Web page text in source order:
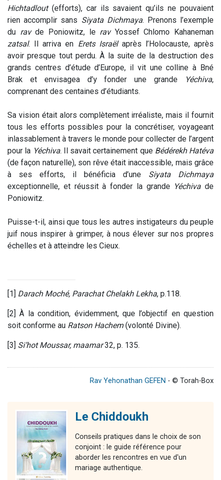
Hichtadlout(efforts), car ils savaient qu’ils ne pouvaient
rien accomplir sans Siyata Dichmaya. Prenons l’exemple
du ravde Poniowitz, le ravYossef Chlomo Kahaneman
zatsal. Il arriva en Erets Israëlaprès l’Holocauste, après
avoir presque tout perdu. À la suite de la destruction des
grands centres d’étude d’Europe, il vit une colline à Bné
Brak et envisagea d’y fonder une grande
Yéchiva,
comprenant des centaines d’étudiants.
Sa vision était alors complètement irréaliste, mais il fournit
tous les efforts possibles pour la concrétiser, voyageant
inlassablement à travers le monde pour collecter de l’argent
pour la Yéchiva. Il savait certainement que Bédérekh Hatéva
(de façon naturelle), son rêve était inaccessible, mais grâce
à ses efforts, il bénéficia d’une Siyata Dichmaya
exceptionnelle, et réussit à fonder la grande Yéchiva de
Poniowitz.
Puisse-t-il, ainsi que tous les autres instigateurs du peuple
juif nous inspirer à grimper, à nous élever sur nos propres
échelles et à atteindre les Cieux.
[1] Darach Moché, Parachat Chelakh Lekha, p.118.
[2] À la condition, évidemment, que l’objectif en question
soit conforme au Ratson Hachem(volonté Divine).
[3] Si’hot Moussar, maamar32, p. 135.
Rav Yehonathan GEFEN - © Torah-Box
Le Chiddoukh
Conseils pratiques dans le choix de son
conjoint : le guide référence pour
aborder les rencontres en vue d'un
mariage authentique.